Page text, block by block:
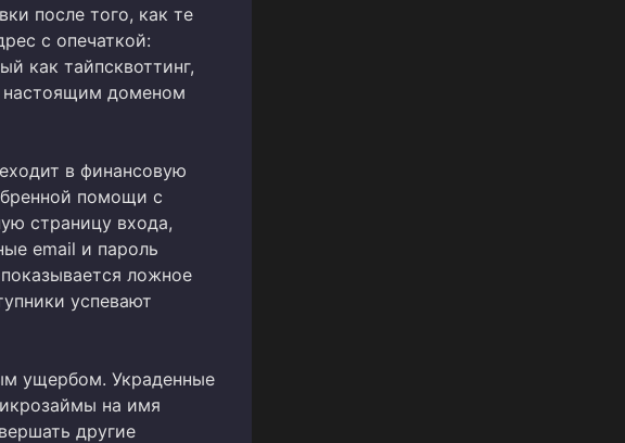
после того, как те
с опечаткой:
как тайпсквоттинг,
настоящим доменом
в финансовую
помощи с
страницу входа,
email и пароль
ложное
успевают
ущербом. Украденные
на имя
другие